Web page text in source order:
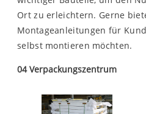
Ort zu erleichtern. Gerne
Montageanleitungen für
selbst montieren möchten.
04 Verpackungszentrum